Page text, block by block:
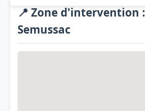
📍 Zone d'intervention :
Semussac